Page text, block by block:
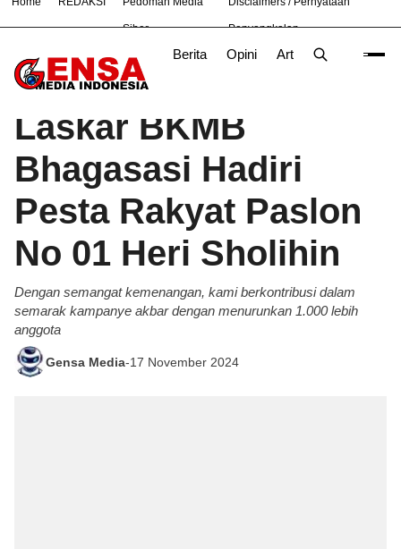
Siber Penyangkalan
Berita Opini Artikel
# Nasional News OLAHRAGA TNI
Beranda/Berita
Laskar BKMB
Bhagasasi Hadiri
Pesta Rakyat Paslon
No 01 Heri Sholihin
Dengan semangat kemenangan, kami berkontribusi dalam
semarak kampanye akbar dengan menurunkan 1.000 lebih
anggota
Gensa Media-17 November 2024